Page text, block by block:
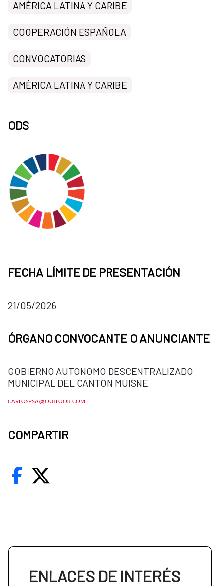
AMÉRICA LATINA Y CARIBE
COOPERACIÓN ESPAÑOLA
CONVOCATORIAS
AMÉRICA LATINA Y CARIBE
ODS
FECHA LÍMITE DE PRESENTACIÓN
21/05/2026
ÓRGANO CONVOCANTE O ANUNCIANTE
GOBIERNO AUTONOMO DESCENTRALIZADO
MUNICIPAL DEL CANTON MUISNE
CARLOSPSA@OUTLOOK.COM
COMPARTIR
ENLACES DE INTERÉS